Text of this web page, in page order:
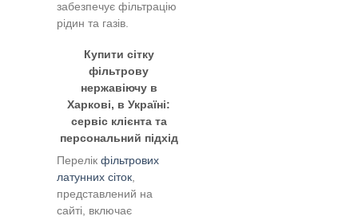
забезпечує фільтрацію
рідин та газів.
Купити сітку
фільтрову
нержавіючу в
Харкові, в Україні:
сервіс клієнта та
персональний підхід
Перелікфільтрових
латунних сіток
представлений на
сайті, включає